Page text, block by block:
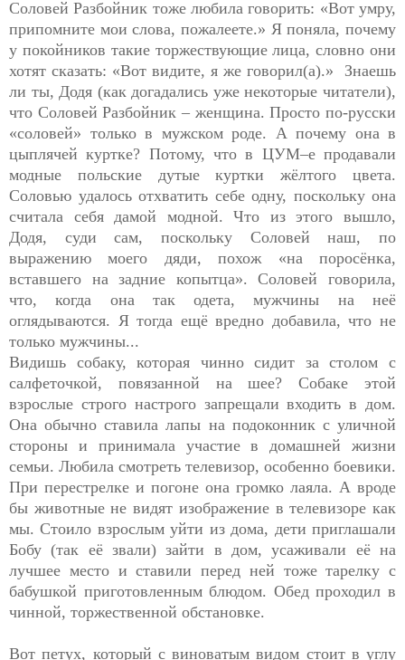
Соловей Разбойник тоже любила говорить: «Вот умру,
припомните мои слова, пожалеете.» Я поняла, почему
у покойников такие торжествующие лица, словно они
хотят сказать: «Вот видите, я же говорил(а).» Знаешь
ли ты, Додя (как догадались уже некоторые читатели),
что Соловей Разбойник – женщина. Просто по-русски
«соловей» только в мужском роде. А почему она в
цыплячей куртке? Потому, что в ЦУМ–е продавали
модные польские дутые куртки жёлтого цвета.
Соловью удалось отхватить себе одну, поскольку она
считала себя дамой модной. Что из этого вышло,
Додя, суди сам, поскольку Соловей наш, по
выражению моего дяди, похож «на поросёнка,
вставшего на задние копытца». Соловей говорила,
что, когда она так одета, мужчины на неё
оглядываются. Я тогда ещё вредно добавила, что не
только мужчины...
Видишь собаку, которая чинно сидит за столом с
салфеточкой, повязанной на шее? Собаке этой
взрослые строго настрого запрещали входить в дом.
Она обычно ставила лапы на подоконник с уличной
стороны и принимала участие в домашней жизни
семьи. Любила смотреть телевизор, особенно боевики.
При перестрелке и погоне она громко лаяла. А вроде
бы животные не видят изображение в телевизоре как
мы. Стоило взрослым уйти из дома, дети приглашали
Бобу (так её звали) зайти в дом, усаживали её на
лучшее место и ставили перед ней тоже тарелку с
бабушкой приготовленным блюдом. Обед проходил в
чинной, торжественной обстановке.
Вот петух, который с виноватым видом стоит в углу